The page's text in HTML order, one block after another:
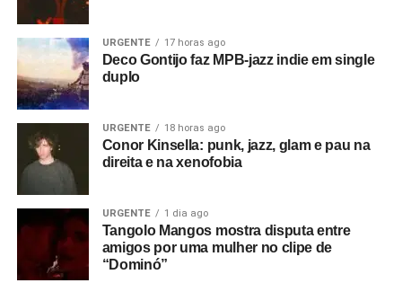
URGENTE 17 horas ago
Deco Gontijo faz MPB-jazz indie em single
duplo
URGENTE 18 horas ago
Conor Kinsella: punk, jazz, glam e pau na
direita e na xenofobia
URGENTE 1 dia ago
Tangolo Mangos mostra disputa entre
amigos por uma mulher no clipe de
“Dominó”